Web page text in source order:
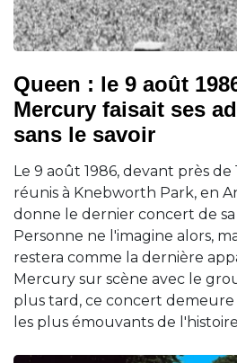
Queen : le 9 août
Mercury faisait ses
sans le savoir
Le 9 août 1986, devant près
réunis à Knebworth Park, en
donne le dernier concert de
Personne ne l'imagine alors,
restera comme la dernière
Mercury sur scène avec le
plus tard, ce concert
les plus émouvants de